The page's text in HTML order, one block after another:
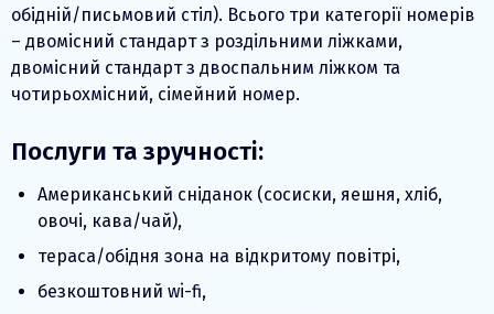
обідній/письмовий стіл). Всього три категорії номерів
– двомісний стандарт з роздільними ліжками,
двомісний стандарт з двоспальним ліжком та
чотирьохмісний, сімейний номер.
Послуги та зручності:
Американський сніданок (сосиски, яешня, хліб,
овочі, кава/чай),
тераса/обідня зона на відкритому повітрі,
безкоштовний wi-fi,